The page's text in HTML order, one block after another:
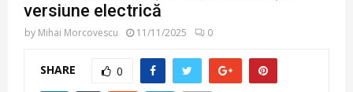
versiune electrică
by Mihai Morcovescu 11/11/2025 0
SHARE 0